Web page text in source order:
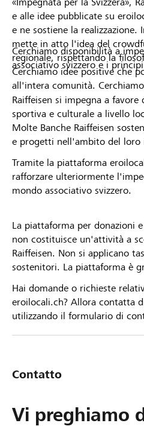
e alle idee pubblicate su
e ne sostiene la realizzazione.
mette in atto l'idea del
regionale, rispettando la
Cerchiamo idee positive che
all'intera comunità.
Cerchiamo disponibilità a
associativo svizzero e i
Raiffeisen si impegna a favore
sportiva e culturale a livello
Molte Banche Raiffeisen
e progetti nell'ambito del loro
Tramite la piattaforma
rafforzare ulteriormente
mondo associativo svizzero.
La piattaforma per donazioni
non costituisce un'attività a
Raiffeisen. Non si applicano
sostenitori. La piattaforma è
Hai domande o richieste
eroilocali.ch? Allora contatta
utilizzando il formulario di
Contatto
Vi preghiamo